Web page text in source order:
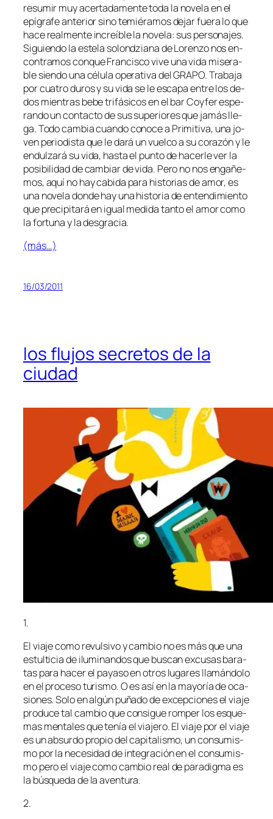
re­su­mir muy acer­ta­da­men­te to­da la no­ve­la en el
epí­gra­fe an­te­rior sino te­mié­ra­mos de­jar fue­ra lo que
ha­ce real­men­te in­creí­ble la no­ve­la: sus per­so­na­jes.
Siguiendo la es­te­la so­lond­zia­na de Lorenzo nos en­
con­tra­mos con­que Francisco vi­ve una vi­da mi­se­ra­
ble sien­do una cé­lu­la ope­ra­ti­va del GRAPO. Trabaja
por cua­tro du­ros y su vi­da se le es­ca­pa en­tre los de­
dos mien­tras be­be tri­fá­si­cos en el bar Coyfer es­pe­
ran­do un con­tac­to de sus su­pe­rio­res que ja­más lle­
ga. Todo cam­bia cuan­do co­no­ce a Primitiva, una jo­
ven pe­rio­dis­ta que le da­rá un vuel­co a su co­ra­zón y le
en­dul­za­rá su vi­da, has­ta el pun­to de ha­cer­le ver la
po­si­bi­li­dad de cam­biar de vi­da. Pero no nos en­ga­ñe­
mos, aquí no hay ca­bi­da pa­ra his­to­rias de amor, es
una no­ve­la don­de hay una his­to­ria de en­ten­di­mien­to
que pre­ci­pi­ta­rá en igual me­di­da tan­to el amor co­mo
la for­tu­na y la desgracia.
(más…)
16/03/2011
los flujos secretos de la
ciudad
1.
El via­je co­mo re­vul­si­vo y cam­bio no es más que una
es­tul­ti­cia de ilu­mi­nan­dos que bus­can ex­cu­sas ba­ra­
tas pa­ra ha­cer el pa­ya­so en otros lu­ga­res lla­mán­do­lo
en el pro­ce­so tu­ris­mo. O es así en la ma­yo­ría de oca­
sio­nes. Solo en al­gún pu­ña­do de ex­cep­cio­nes el via­je
pro­du­ce tal cam­bio que con­si­gue rom­per los es­que­
mas men­ta­les que te­nía el via­je­ro. El via­je por el via­je
es un ab­sur­do pro­pio del ca­pi­ta­lis­mo, un con­su­mis­
mo por la ne­ce­si­dad de in­te­gra­ción en el con­su­mis­
mo pe­ro el via­je co­mo cam­bio real de pa­ra­dig­ma es
la bús­que­da de la aventura.
2.